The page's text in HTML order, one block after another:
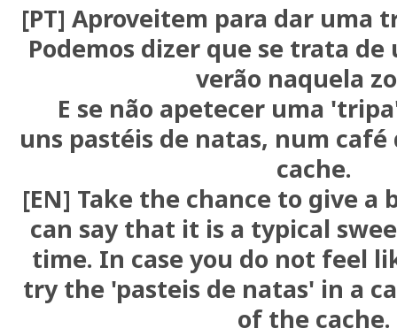
[PT] Aproveitem para dar uma
Podemos dizer que se trata
verão naquela
E se não apetecer uma
uns pastéis de natas, num
cache.
[EN] Take the chance to give a
can say that it is a typical
time. In case you do not feel
try the 'pasteis de natas' in a
of the cache.